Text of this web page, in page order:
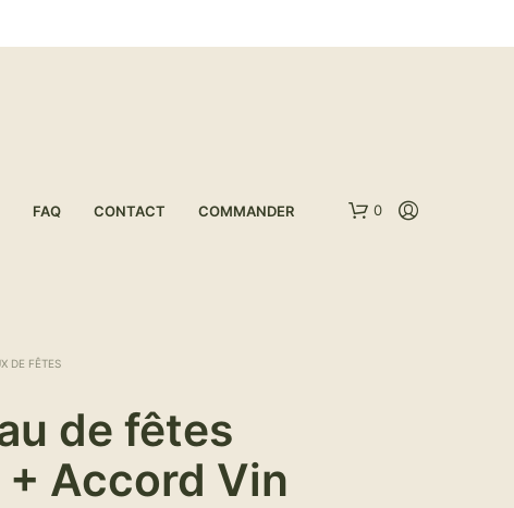
FAQ CONTACT COMMANDER 0
DE FÊTES
de fêtes
Accord Vin